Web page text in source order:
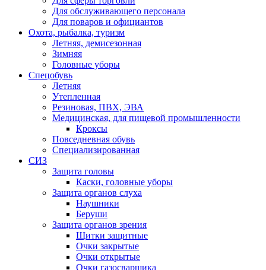
Для обслуживающего персонала
Для поваров и официантов
Охота, рыбалка, туризм
Летняя, демисезонная
Зимняя
Головные уборы
Спецобувь
Летняя
Утепленная
Резиновая, ПВХ, ЭВА
Медицинская, для пищевой промышленности
Кроксы
Повседневная обувь
Специализированная
СИЗ
Защита головы
Каски, головные уборы
Защита органов слуха
Наушники
Беруши
Защита органов зрения
Щитки защитные
Очки закрытые
Очки открытые
Очки газосварщика